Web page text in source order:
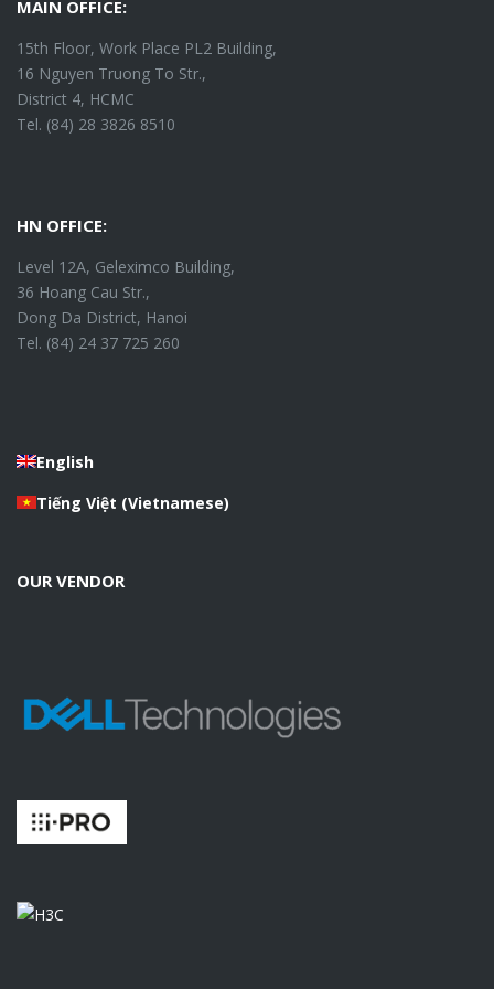
MAIN OFFICE:
15th Floor, Work Place PL2 Building,
16 Nguyen Truong To Str.,
District 4, HCMC
Tel. (84) 28 3826 8510
HN OFFICE:
Level 12A, Geleximco Building,
36 Hoang Cau Str.,
Dong Da District, Hanoi
Tel. (84) 24 37 725 260
English
Tiếng Việt (Vietnamese)
OUR VENDOR